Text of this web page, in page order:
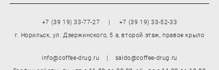
+7 (39 19) 33-77-27 | +7 (39 19) 33-52-33
г. Норильск, ул. Дзержинского, 5 а, второй этаж, правое крыло
info@coffee-drug.ru | saldo@coffee-drug.ru